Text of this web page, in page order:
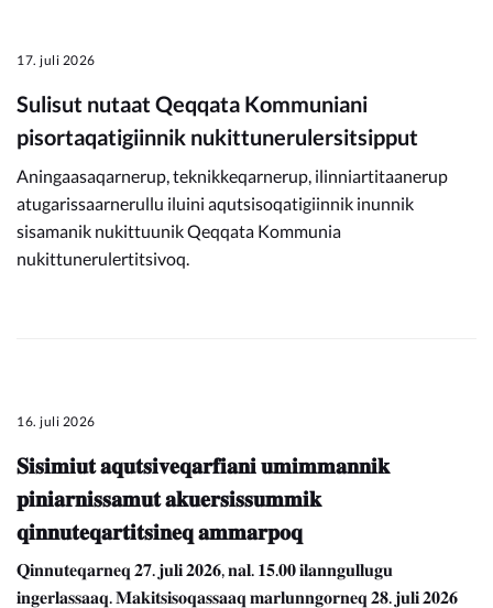
17. juli 2026
Sulisut nutaat Qeqqata Kommuniani
pisortaqatigiinnik nukittunerulersitsipput
Aningaasaqarnerup, teknikkeqarnerup, ilinniartitaanerup
atugarissaarnerullu iluini aqutsisoqatigiinnik inunnik
sisamanik nukittuunik Qeqqata Kommunia
nukittunerulertitsivoq.
16. juli 2026
𝐒𝐢𝐬𝐢𝐦𝐢𝐮𝐭 𝐚𝐪𝐮𝐭𝐬𝐢𝐯𝐞𝐪𝐚𝐫𝐟𝐢𝐚𝐧𝐢 𝐮𝐦𝐢𝐦𝐦𝐚𝐧𝐧𝐢𝐤
𝐩𝐢𝐧𝐢𝐚𝐫𝐧𝐢𝐬𝐬𝐚𝐦𝐮𝐭 𝐚𝐤𝐮𝐞𝐫𝐬𝐢𝐬𝐬𝐮𝐦𝐦𝐢𝐤
𝐪𝐢𝐧𝐧𝐮𝐭𝐞𝐪𝐚𝐫𝐭𝐢𝐭𝐬𝐢𝐧𝐞𝐪 𝐚𝐦𝐦𝐚𝐫𝐩𝐨𝐪
𝐐𝐢𝐧𝐧𝐮𝐭𝐞𝐪𝐚𝐫𝐧𝐞𝐪 𝟐𝟕. 𝐣𝐮𝐥𝐢 𝟐𝟎𝟐𝟔, 𝐧𝐚𝐥. 𝟏𝟓.𝟎𝟎 𝐢𝐥𝐚𝐧𝐧𝐠𝐮𝐥𝐥𝐮𝐠𝐮
𝐢𝐧𝐠𝐞𝐫𝐥𝐚𝐬𝐬𝐚𝐚𝐪. 𝐌𝐚𝐤𝐢𝐭𝐬𝐢𝐬𝐨𝐪𝐚𝐬𝐬𝐚𝐚𝐪 𝐦𝐚𝐫𝐥𝐮𝐧𝐧𝐠𝐨𝐫𝐧𝐞𝐪 𝟐𝟖. 𝐣𝐮𝐥𝐢 𝟐𝟎𝟐𝟔